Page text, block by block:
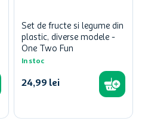
Set de fructe si legume din
plastic, diverse modele -
One Two Fun
In stoc
24,99 lei